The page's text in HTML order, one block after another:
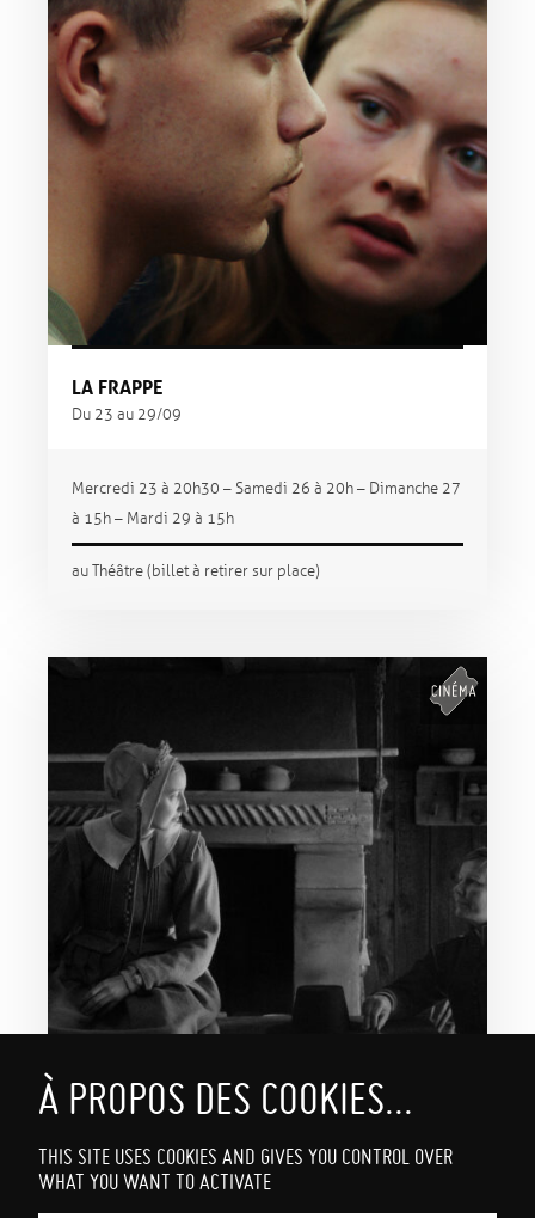
THIS SITE USES COOKIES AND GIVES YOU CONTROL OVER
WHAT YOU WANT TO ACTIVATE
LA FRAPPE
Du 23 au 29/09
Mercredi 23 à 20h30 – Samedi 26 à 20h – Dimanche 27
à 15h – Mardi 29 à 15h
au Théâtre (billet à retirer sur place)
Du 26 au 29/09